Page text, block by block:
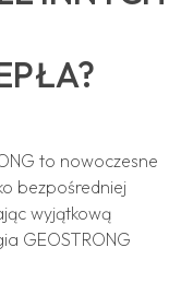
to nowoczesne
bezpośredniej
wyjątkową
GEOSTRONG